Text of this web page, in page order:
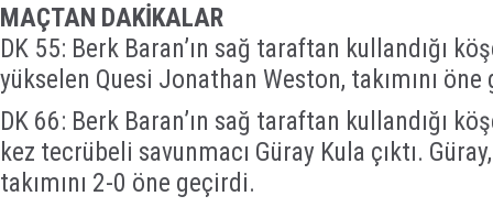
MAÇTAN DAKİKALAR
DK 55: Berk Baran’ın sağ taraftan kullandığı
yükselen Quesi Jonathan Weston, takımını
DK 66: Berk Baran’ın sağ taraftan kullandığı
kez tecrübeli savunmacı Güray Kula çıktı.
takımını 2-0 öne geçirdi.